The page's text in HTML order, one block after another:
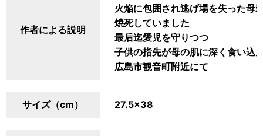
作者による説明
火焔に包囲され逃げ場を失った母
焼死していました
最后迄愛児を守りつつ
子供の指先が母の肌に深く食い込
広島市観音町附近にて
サイズ（cm） 27.5×38